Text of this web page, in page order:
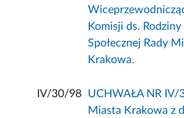
Komisji ds.
Społecznej Rady
Krakowa.
IV/30/98
UCHWAŁA NR IV/
Miasta Krakowa z